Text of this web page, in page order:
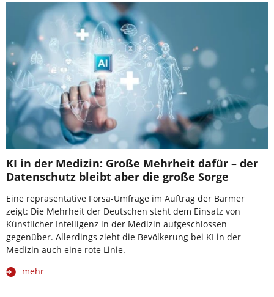
KI in der Medizin: Große Mehrheit dafür – der
Datenschutz bleibt aber die große Sorge
Eine repräsentative Forsa-Umfrage im Auftrag der Barmer
zeigt: Die Mehrheit der Deutschen steht dem Einsatz von
Künstlicher Intelligenz in der Medizin aufgeschlossen
gegenüber. Allerdings zieht die Bevölkerung bei KI in der
Medizin auch eine rote Linie.
mehr